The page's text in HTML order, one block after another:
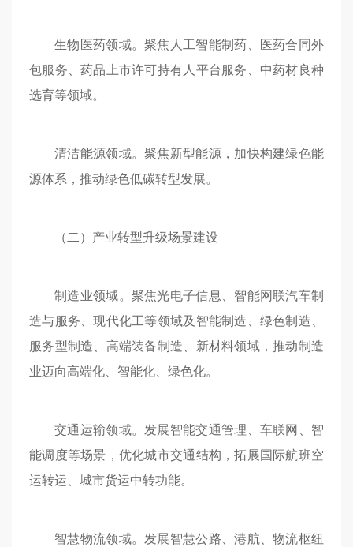
生物医药领域。聚焦人工智能制药、医药合同外
包服务、药品上市许可持有人平台服务、中药材良种
选育等领域。
清洁能源领域。聚焦新型能源，加快构建绿色能
源体系，推动绿色低碳转型发展。
（二）产业转型升级场景建设
制造业领域。聚焦光电子信息、智能网联汽车制
造与服务、现代化工等领域及智能制造、绿色制造、
服务型制造、高端装备制造、新材料领域，推动制造
业迈向高端化、智能化、绿色化。
交通运输领域。发展智能交通管理、车联网、智
能调度等场景，优化城市交通结构，拓展国际航班空
运转运、城市货运中转功能。
智慧物流领域。发展智慧公路、港航、物流枢纽